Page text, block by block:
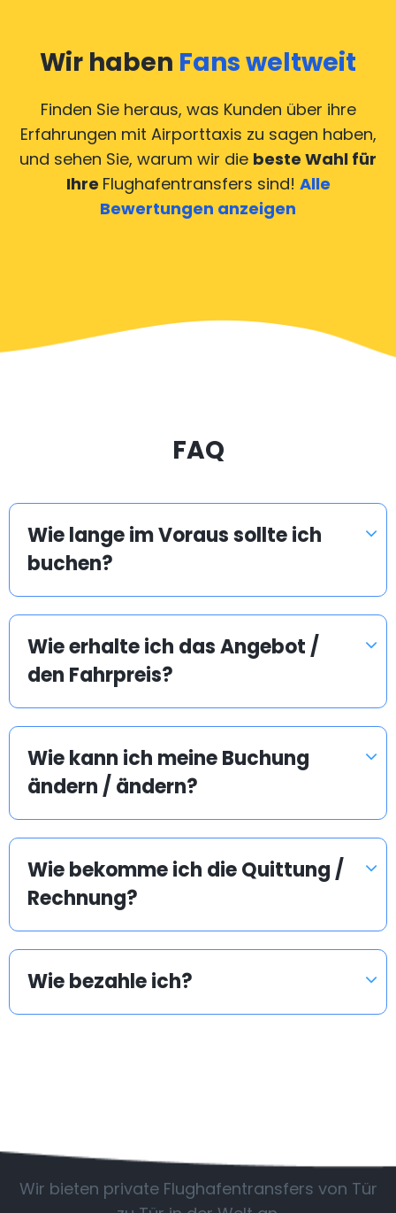
Wir haben Fans weltweit
Finden Sie heraus, was Kunden über ihre
Erfahrungen mit Airporttaxis zu sagen haben,
und sehen Sie, warum wir die beste Wahl für
Ihre Flughafentransfers sind! Alle
Bewertungen anzeigen
FAQ
Wie lange im Voraus sollte ich
buchen?
Wie erhalte ich das Angebot /
den Fahrpreis?
Wie kann ich meine Buchung
ändern / ändern?
Wie bekomme ich die Quittung /
Rechnung?
Wie bezahle ich?
Wir bieten private Flughafentransfers von Tür